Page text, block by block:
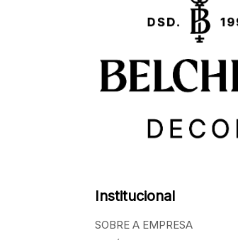
Institucional
SOBRE A EMPRESA